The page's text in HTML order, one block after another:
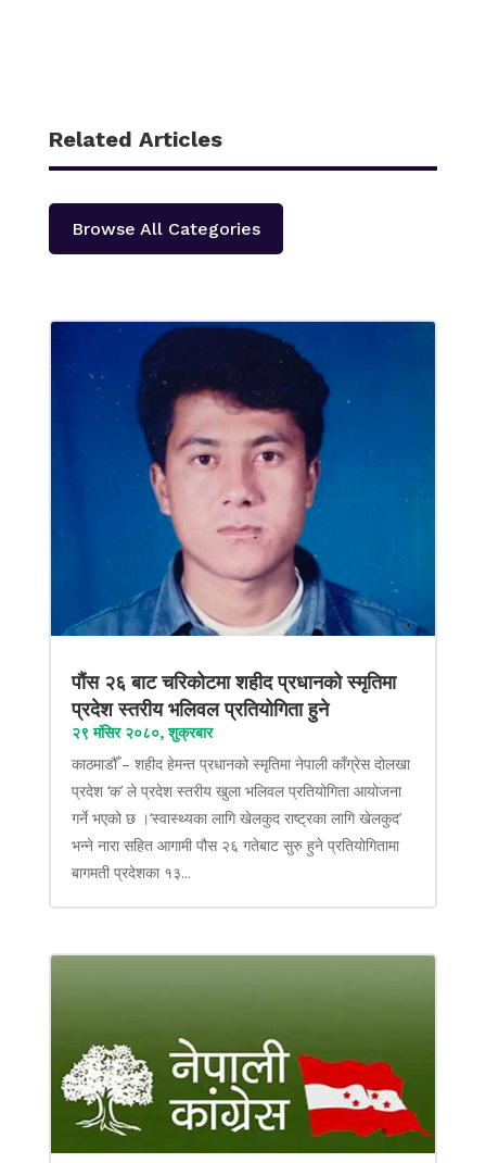
Related Articles
Browse All Categories
पौंस २६ बाट चरिकोटमा शहीद प्रधानको स्मृतिमा
प्रदेश स्तरीय भलिवल प्रतियोगिता हुने
२९ मंसिर २०८०, शुक्रबार
काठमाडौँ – शहीद हेमन्त प्रधानको स्मृतिमा नेपाली काँग्रेस दोलखा
प्रदेश ‘क’ ले प्रदेश स्तरीय खुला भलिवल प्रतियोगिता आयोजना
गर्ने भएको छ ।‘स्वास्थ्यका लागि खेलकुद राष्ट्रका लागि खेलकुद’
भन्ने नारा सहित आगामी पौस २६ गतेबाट सुरु हुने प्रतियोगितामा
बागमती प्रदेशका १३...